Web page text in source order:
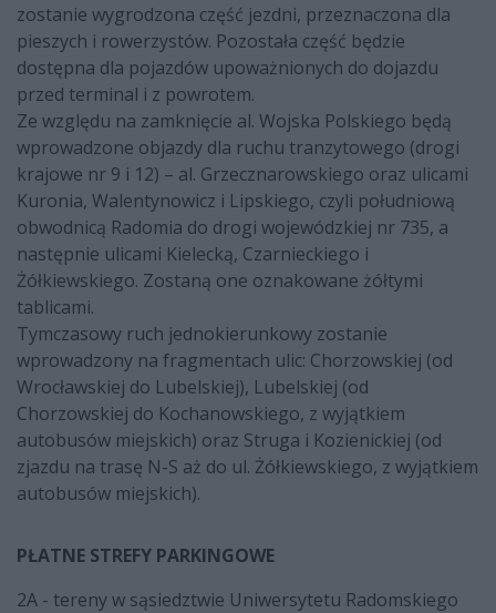
zostanie wygrodzona część jezdni, przeznaczona dla
pieszych i rowerzystów. Pozostała część będzie
dostępna dla pojazdów upoważnionych do dojazdu
przed terminal i z powrotem.
Ze względu na zamknięcie al. Wojska Polskiego będą
wprowadzone objazdy dla ruchu tranzytowego (drogi
krajowe nr 9 i 12) – al. Grzecznarowskiego oraz ulicami
Kuronia, Walentynowicz i Lipskiego, czyli południową
obwodnicą Radomia do drogi wojewódzkiej nr 735, a
następnie ulicami Kielecką, Czarnieckiego i
Żółkiewskiego. Zostaną one oznakowane żółtymi
tablicami.
Tymczasowy ruch jednokierunkowy zostanie
wprowadzony na fragmentach ulic: Chorzowskiej (od
Wrocławskiej do Lubelskiej), Lubelskiej (od
Chorzowskiej do Kochanowskiego, z wyjątkiem
autobusów miejskich) oraz Struga i Kozienickiej (od
zjazdu na trasę N-S aż do ul. Żółkiewskiego, z wyjątkiem
autobusów miejskich).
PŁATNE STREFY PARKINGOWE
2A - tereny w sąsiedztwie Uniwersytetu Radomskiego